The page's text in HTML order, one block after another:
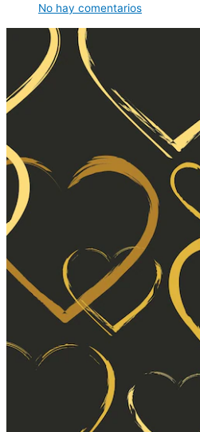
No hay comentarios